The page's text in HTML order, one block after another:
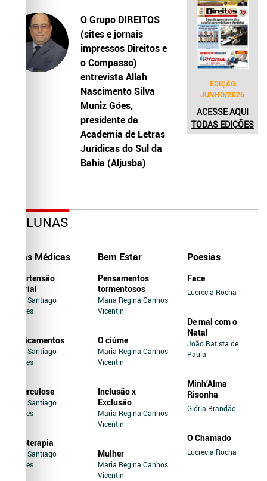
O Grupo DIREITOS
(sites e jornais
impressos Direitos e
o Compasso)
entrevista Allah
Nascimento Silva
Muniz Góes,
presidente da
Academia de Letras
Jurídicas do Sul da
Bahia (Aljusba)
EDIÇÃO
JUNHO/2026
ACESSE AQUI
TODAS EDIÇÕES
COLUNAS
Dicas Médicas
Hipertensão
Arterial
Jairo Santiago
Novaes
Medicamentos
Jairo Santiago
Novaes
Tuberculose
Jairo Santiago
Novaes
Soroterapia
Jairo Santiago
Novaes
Bem Estar
Pensamentos
tormentosos
Maria Regina Canhos
Vicentin
O ciúme
Maria Regina Canhos
Vicentin
Inclusão x
Exclusão
Maria Regina Canhos
Vicentin
Mulher
Maria Regina Canhos
Vicentin
Poesias
Face
Lucrecia Rocha
De mal com o
Natal
João Batista de
Paula
Minh’Alma
Risonha
Glória Brandão
O Chamado
Lucrecia Rocha